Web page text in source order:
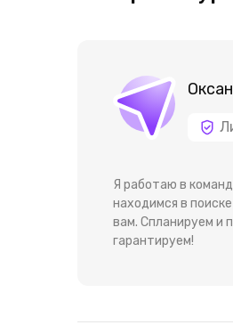
Я работаю в
находимся в
вам. Спланируем и
гарантируем!